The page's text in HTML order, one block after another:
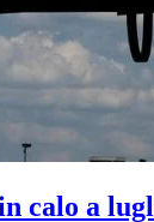
calo a